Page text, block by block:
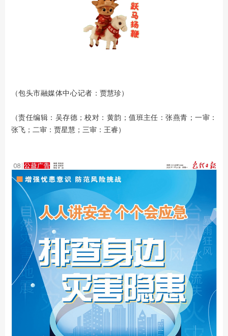
（包头市融媒体中心记者 ：贾慧珍）
（责任编辑：吴存德；校对：黄韵；值班主任：张燕青；一审：
张飞；二审：贾星慧；三审：王睿）